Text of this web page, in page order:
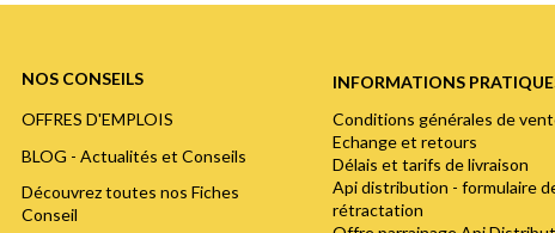
NOS CONSEILS
OFFRES D'EMPLOIS
BLOG - Actualités et Conseils
Découvrez toutes nos Fiches
Conseil
INFORMATIONS
Conditions générales de
Echange et retours
Délais et tarifs de livraison
Api distribution - formulaire
rétractation